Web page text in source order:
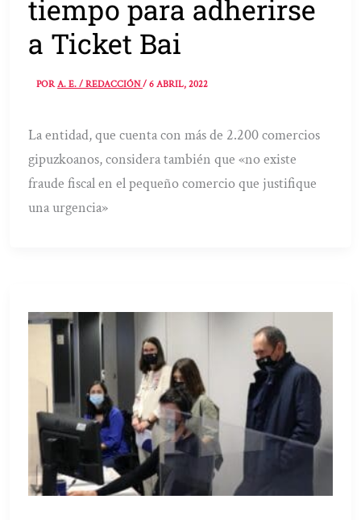
tiempo para adherirse
a Ticket Bai
PORA. E. / REDACCIÓN/6 ABRIL, 2022
La entidad, que cuenta con más de 2.200 comercios
gipuzkoanos, considera también que «no existe
fraude fiscal en el pequeño comercio que justifique
una urgencia»